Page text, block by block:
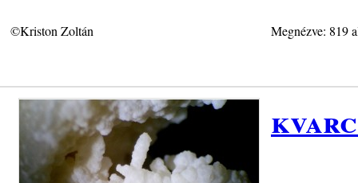
©Kriston Zoltán Megnézve: 819